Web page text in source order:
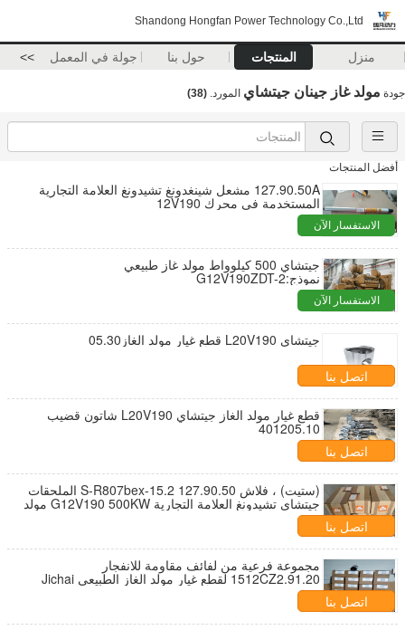
Shandong Hongfan Power Technology Co.,Ltd
منزل المنتجات حول بنا جولة في المعمل >>
جودة مولد غاز جينان جيتشاي المورد. (38)
أفضل المنتجات
127.90.50A مشعل شينغدونغ تشيدونغ العلامة التجارية
المستخدمة في محرك 12V190
الاستفسار الآن
جيتشاي 500 كيلوواط مولد غاز طبيعي
نموذج:G12V190ZDT-2
الاستفسار الآن
جيتشاي L20V190 قطع غيار مولد الغاز05.30
اتصل بنا
قطع غيار مولد الغاز جيتشاي L20V190 شاتون قضيب
401205.10
اتصل بنا
(ستيت) ، فلاش 127.90.50 S-R807bex-15.2 الملحقات
جيتشاي تشيدونغ العلامة التجارية G12V190 500KW مولد
الغاز الطبيعي
اتصل بنا
مجموعة فرعية من لفائف مقاومة للانفجار
1512CZ2.91.20 لقطع غيار مولد الغاز الطبيعي Jichai
L20V190ZLT-2
اتصل بنا